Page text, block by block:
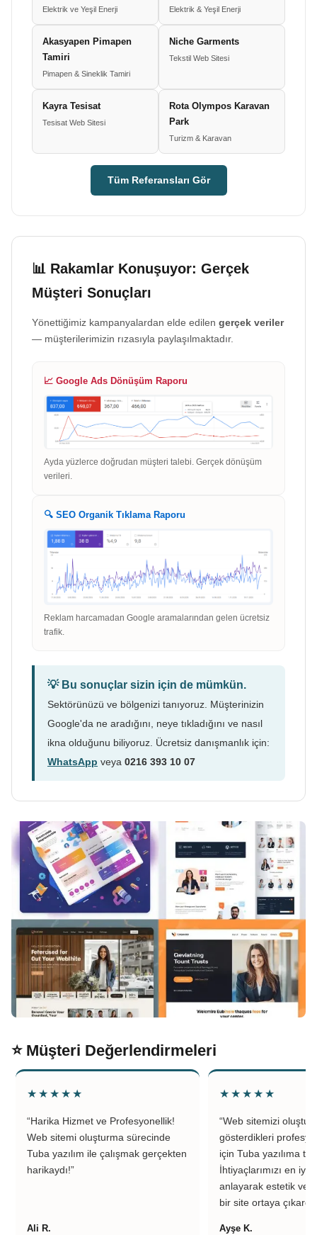
Elektrik ve Yeşil Enerji Elektrik & Yeşil Enerji
Akasyapen Pimapen
Tamiri
Pimapen & Sineklik Tamiri
Niche Garments
Tekstil Web Sitesi
Kayra Tesisat
Tesisat Web Sitesi
Rota Olympos Karavan
Park
Turizm & Karavan
Tüm Referansları Gör
📊 Rakamlar Konuşuyor: Gerçek
Müşteri Sonuçları
Yönettiğimiz kampanyalardan elde edilen gerçek veriler
— müşterilerimizin rızasıyla paylaşılmaktadır.
📈 Google Ads Dönüşüm Raporu
Ayda yüzlerce doğrudan müşteri talebi. Gerçek dönüşüm
verileri.
🔍 SEO Organik Tıklama Raporu
Reklam harcamadan Google aramalarından gelen ücretsiz
trafik.
💡 Bu sonuçlar sizin için de mümkün.
Sektörünüzü ve bölgenizi tanıyoruz. Müşterinizin
Google'da ne aradığını, neye tıkladığını ve nasıl
ikna olduğunu biliyoruz. Ücretsiz danışmanlık için:
WhatsApp veya 0216 393 10 07
⭐ Müşteri Değerlendirmeleri
★★★★★
“Harika Hizmet ve Profesyonellik!
Web sitemi oluşturma sürecinde
Tuba yazılım ile çalışmak gerçekten
harikaydı!”
Ali R.
★★★★★
“Web sitemizi
gösterdikleri
için Tuba yazılıma
İhtiyaçlarımızı en iyi
anlayarak estetik ve
bir site ortaya
Ayşe K.